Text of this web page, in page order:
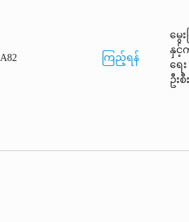
A82 ကြည့်ရန်
မွေး
နှ
ရေး
ဦးစီ